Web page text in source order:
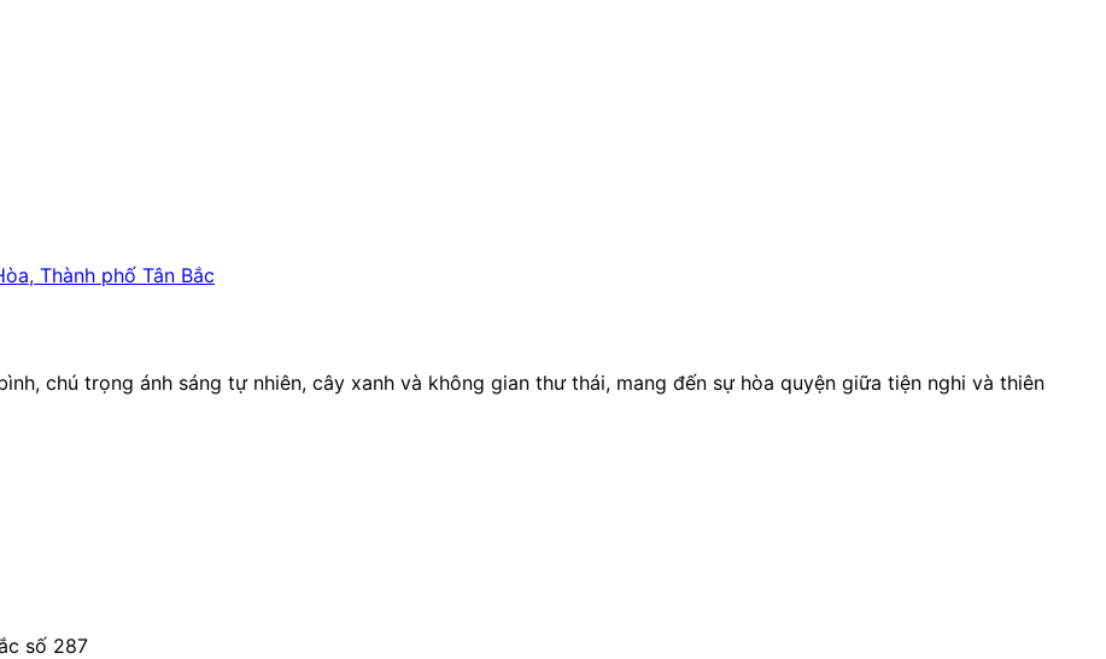
Thành phố Tân Bắc
chú trọng ánh sáng tự nhiên, cây xanh và không gian thư thái, mang đến sự hòa quyện giữa tiện nghi và thiên
số 287